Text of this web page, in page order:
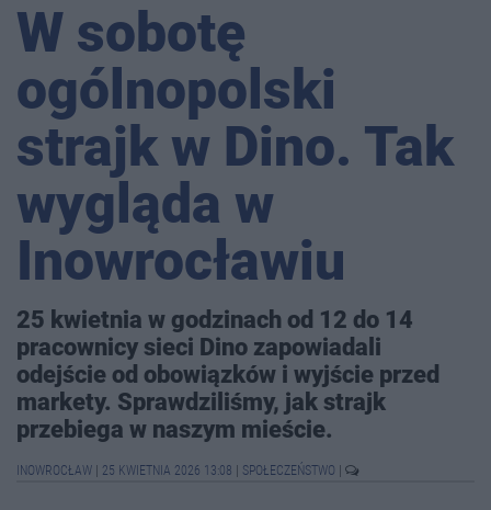
W sobotę
ogólnopolski
strajk w Dino. Tak
wygląda w
Inowrocławiu
25 kwietnia w godzinach od 12 do 14
pracownicy sieci Dino zapowiadali
odejście od obowiązków i wyjście przed
markety. Sprawdziliśmy, jak strajk
przebiega w naszym mieście.
INOWROCŁAW 25 KWIETNIA 2026 13:08 SPOŁECZEŃSTWO